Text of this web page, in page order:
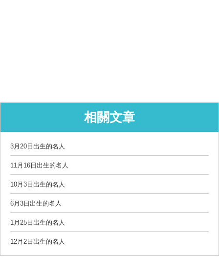
相關文章
3月20日出生的名人
11月16日出生的名人
10月3日出生的名人
6月3日出生的名人
1月25日出生的名人
12月2日出生的名人